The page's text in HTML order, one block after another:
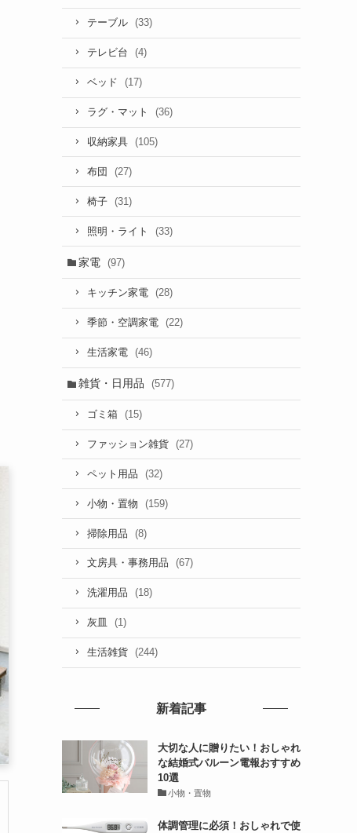
テーブル (33)
テレビ台 (4)
ベッド (17)
ラグ・マット (36)
収納家具 (105)
布団 (27)
椅子 (31)
照明・ライト (33)
家電 (97)
キッチン家電 (28)
季節・空調家電 (22)
生活家電 (46)
雑貨・日用品 (577)
ゴミ箱 (15)
ファッション雑貨 (27)
ペット用品 (32)
小物・置物 (159)
掃除用品 (8)
文房具・事務用品 (67)
洗濯用品 (18)
灰皿 (1)
生活雑貨 (244)
新着記事
大切な人に贈りたい！おしゃれ
な結婚式バルーン電報おすすめ
10選
小物・置物
体調管理に必須！おしゃれで使